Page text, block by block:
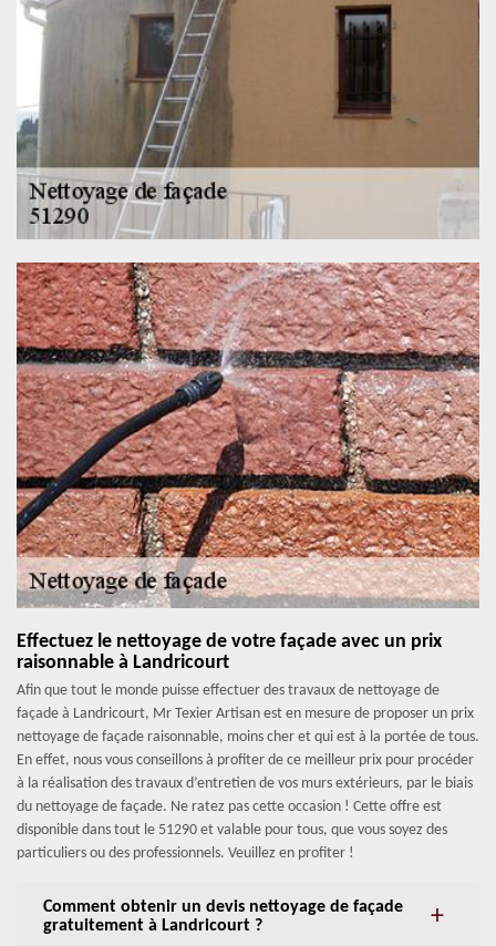
Effectuez le nettoyage de votre façade avec un prix
raisonnable à Landricourt
Afin que tout le monde puisse effectuer des travaux de nettoyage de
façade à Landricourt, Mr Texier Artisan est en mesure de proposer un prix
nettoyage de façade raisonnable, moins cher et qui est à la portée de tous.
En effet, nous vous conseillons à profiter de ce meilleur prix pour procéder
à la réalisation des travaux d’entretien de vos murs extérieurs, par le biais
du nettoyage de façade. Ne ratez pas cette occasion ! Cette offre est
disponible dans tout le 51290 et valable pour tous, que vous soyez des
particuliers ou des professionnels. Veuillez en profiter !
Comment obtenir un devis nettoyage de façade
gratuitement à Landricourt ?